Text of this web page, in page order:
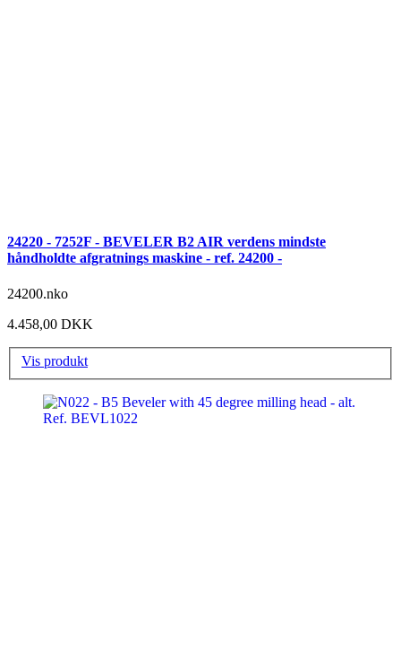
24220 - 7252F - BEVELER B2 AIR verdens mindste
håndholdte afgratnings maskine - ref. 24200 -
24200.nko
4.458,00 DKK
Vis produkt